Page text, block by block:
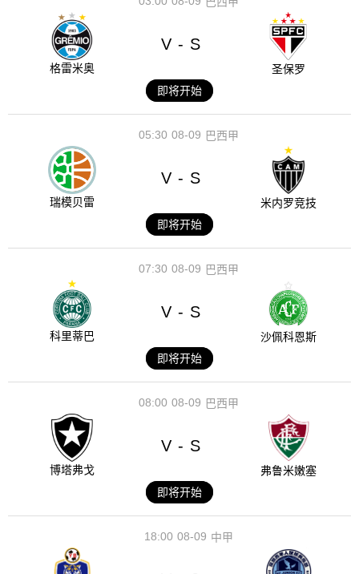
格雷米奥
V - S
圣保罗
即将开始
08-09
05:30 巴西甲
瑞模贝雷
V - S
米内罗竞技
即将开始
08-09
07:30 巴西甲
科里蒂巴
V - S
沙佩科恩斯
即将开始
08-09
08:00 巴西甲
博塔弗戈
V - S
弗鲁米嫩塞
即将开始
08-09
18:00 中甲